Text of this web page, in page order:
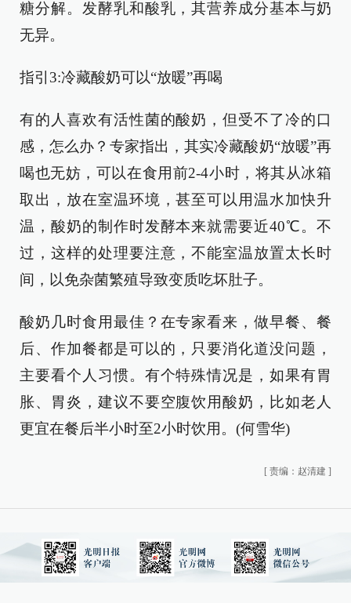
糖分解。发酵乳和酸乳，其营养成分基本与奶
无异。
指引3:冷藏酸奶可以“放暖”再喝
有的人喜欢有活性菌的酸奶，但受不了冷的口
感，怎么办？专家指出，其实冷藏酸奶“放暖”再
喝也无妨，可以在食用前2-4小时，将其从冰箱
取出，放在室温环境，甚至可以用温水加快升
温，酸奶的制作时发酵本来就需要近40℃。不
过，这样的处理要注意，不能室温放置太长时
间，以免杂菌繁殖导致变质吃坏肚子。
酸奶几时食用最佳？在专家看来，做早餐、餐
后、作加餐都是可以的，只要消化道没问题，
主要看个人习惯。有个特殊情况是，如果有胃
胀、胃炎，建议不要空腹饮用酸奶，比如老人
更宜在餐后半小时至2小时饮用。(何雪华)
[ 责编：赵清建 ]